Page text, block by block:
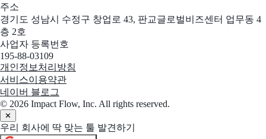
주소
경기도 성남시 수정구 창업로 43, 판교글로벌비즈센터 업무동 4
층 2호
사업자 등록번호
195-88-03109
개인정보처리방침
서비스이용약관
네이버 블로그
© 2026 Impact Flow, Inc. All rights reserved.
✕
우리 회사에 딱 맞는 툴 발견하기